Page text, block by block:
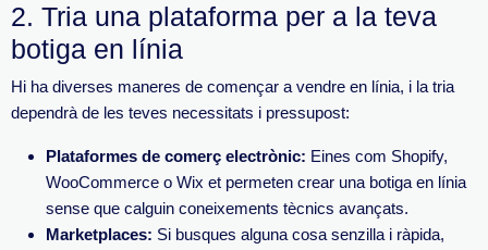
2. Tria una plataforma per a la teva
botiga en línia
Hi ha diverses maneres de començar a vendre en línia, i la tria
dependrà de les teves necessitats i pressupost:
Plataformes de comerç electrònic: Eines com Shopify,
WooCommerce o Wix et permeten crear una botiga en línia
sense que calguin coneixements tècnics avançats.
Marketplaces: Si busques alguna cosa senzilla i ràpida,